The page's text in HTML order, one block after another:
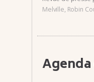
Melville, Robin
Agenda